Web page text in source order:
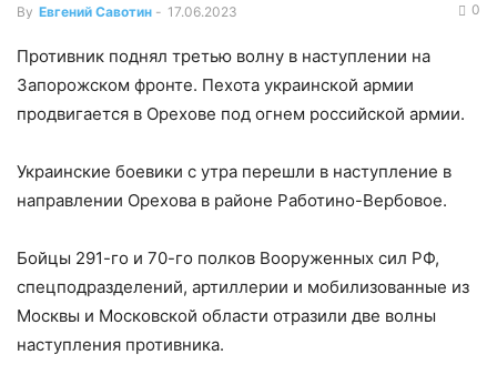
By Евгений Савотин - 17.06.2023 0
Противник поднял третью волну в наступлении на
Запорожском фронте. Пехота украинской армии
продвигается в Орехове под огнем российской армии.
Украинские боевики с утра перешли в наступление в
направлении Орехова в районе Работино-Вербовое.
Бойцы 291-го и 70-го полков Вооруженных сил РФ,
спецподразделений, артиллерии и мобилизованные из
Москвы и Московской области отразили две волны
наступления противника.